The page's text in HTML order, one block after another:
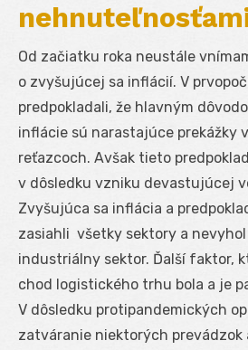
Od začiatku roka neustále
o zvyšujúcej sa inflácií. V
predpokladali, že hlavným
inflácie sú narastajúce prekážky
reťazcoch. Avšak tieto
v dôsledku vzniku devastujúcej
Zvyšujúca sa inflácia a
zasiahli všetky sektory a
industriálny sektor. Ďalší faktor,
chod logistického trhu bola a je
V dôsledku protipandemických
zatváranie niektorých prevádzok